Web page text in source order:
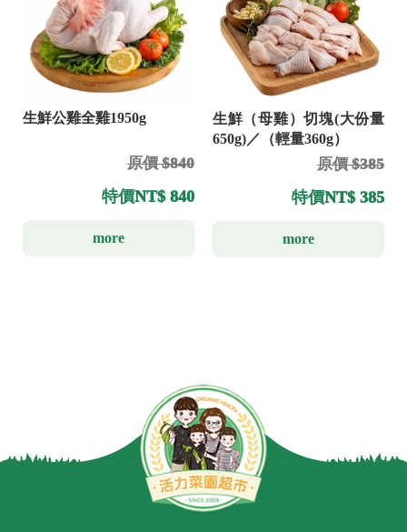
生鮮公雞全雞1950g
原價 $840
特價NT$ 840
more
生鮮（母雞）切塊(大份量
650g)／（輕量360g）
原價 $385
特價NT$ 385
more